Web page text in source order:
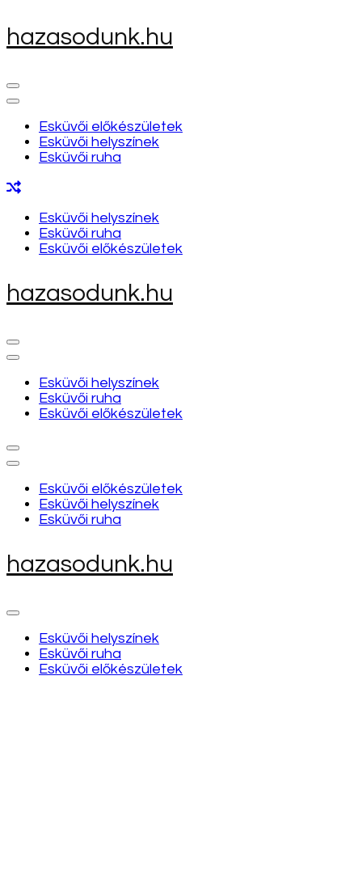
Skip
to
Enter)
hazasodunk.hu
Esküvői előkészületek
Esküvői helyszínek
Esküvői ruha
Esküvői helyszínek
Esküvői ruha
Esküvői előkészületek
hazasodunk.hu
Esküvői helyszínek
Esküvői ruha
Esküvői előkészületek
Esküvői előkészületek
Esküvői helyszínek
Esküvői ruha
hazasodunk.hu
Esküvői helyszínek
Esküvői ruha
Esküvői előkészületek